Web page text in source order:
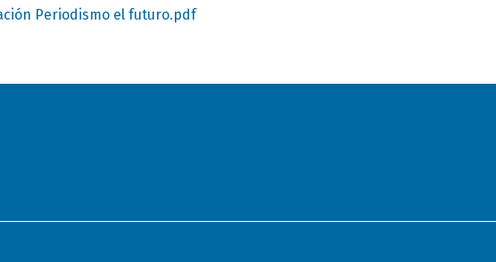
Periodismo el futuro.pdf